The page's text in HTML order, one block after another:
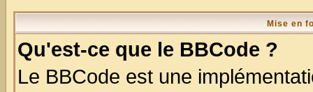
Mise en
Qu'est-ce que le BBCode ?
Le BBCode est une